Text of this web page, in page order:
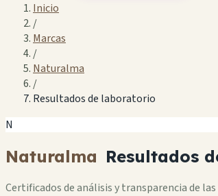
Inicio
/
Marcas
/
Naturalma
/
Resultados de laboratorio
N
Naturalma Resultados
Certificados de análisis y transparencia de